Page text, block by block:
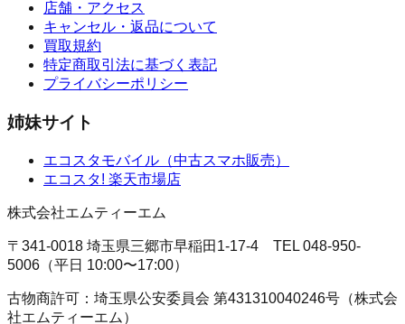
店舗・アクセス
キャンセル・返品について
買取規約
特定商取引法に基づく表記
プライバシーポリシー
姉妹サイト
エコスタモバイル （中古スマホ販売）
エコスタ! 楽天市場店
株式会社エムティーエム
〒341-0018 埼玉県三郷市早稲田1-17-4 TEL 048-950-
5006 （平日 10:00〜17:00）
古物商許可： 埼玉県公安委員会 第431310040246号 （株式会
社エムティーエム ）